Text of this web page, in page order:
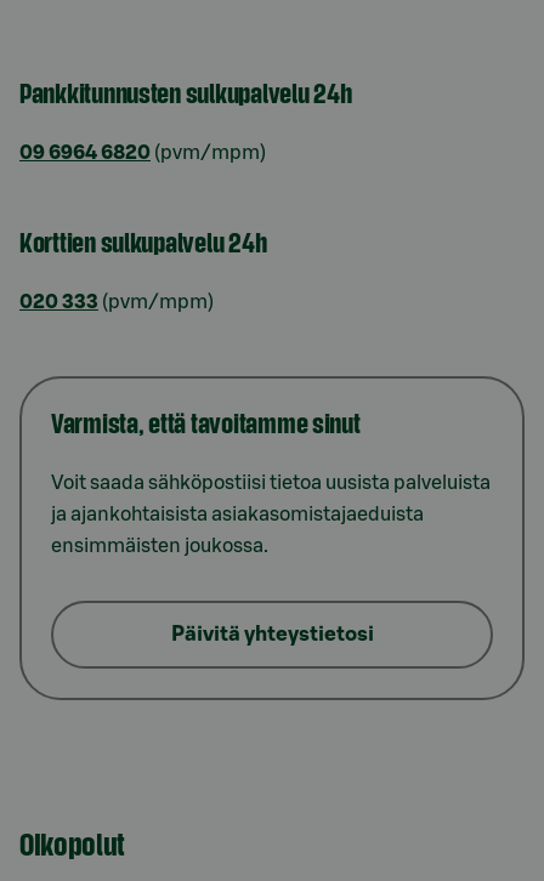
Pankkitunnusten sulkupalvelu 24h
09 6964 6820 (pvm/mpm)
Korttien sulkupalvelu 24h
020 333 (pvm/mpm)
Varmista, että tavoitamme sinut
Voit saada sähköpostiisi tietoa uusista palveluista
ja ajankohtaisista asiakasomistajaeduista
ensimmäisten joukossa.
Päivitä yhteystietosi
Oikopolut